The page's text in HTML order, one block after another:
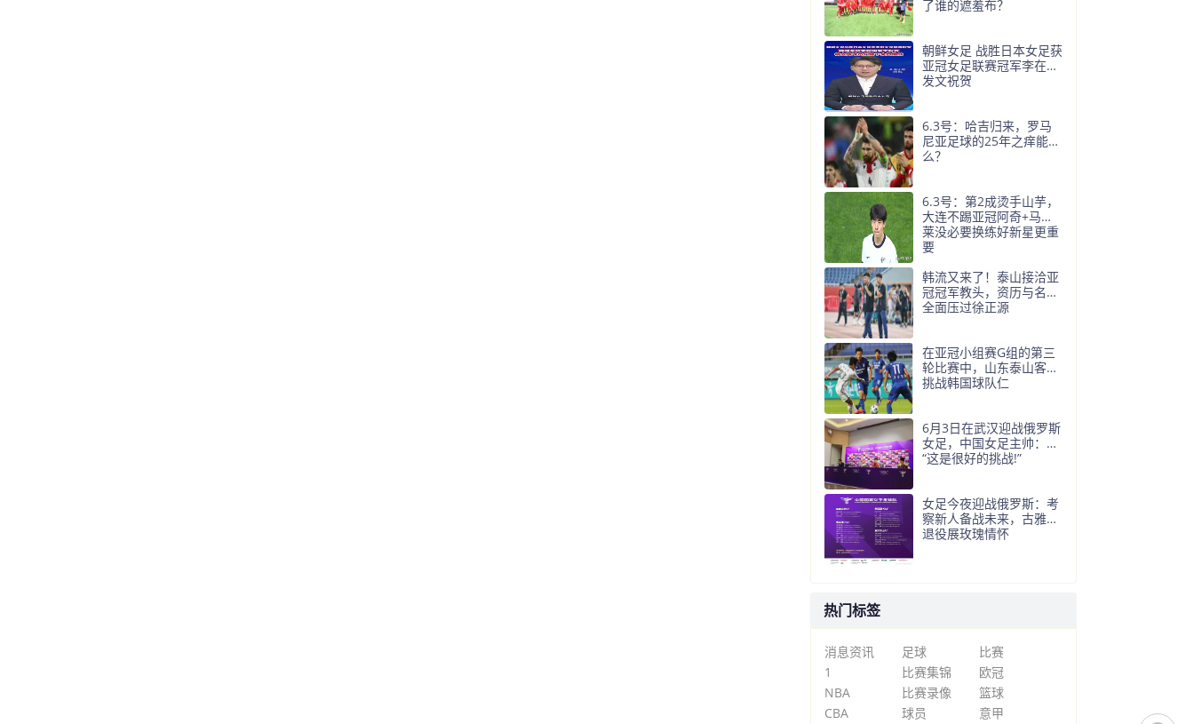
了谁的遮羞布？
朝鲜女足 战胜日本女足获
亚冠女足联赛冠军李在明
发文祝贺
6.3号：哈吉归来，罗马
尼亚足球的25年之痒能解
么？
6.3号：第2成烫手山芋，
大连不踢亚冠阿奇+马莱
莱没必要换练好新星更重
要
韩流又来了！泰山接洽亚
冠冠军教头，资历与名气
全面压过徐正源
在亚冠小组赛G组的第三
轮比赛中，山东泰山客场
挑战韩国球队仁
6月3日在武汉迎战俄罗斯
女足，中国女足主帅：
“这是很好的挑战!”
女足今夜迎战俄罗斯：考
察新人备战未来，古雅沙
退役展玫瑰情怀
热门标签
消息资讯 足球
比赛
1
比赛集锦
欧冠
NBA
比赛录像
篮球
CBA
球员 意甲